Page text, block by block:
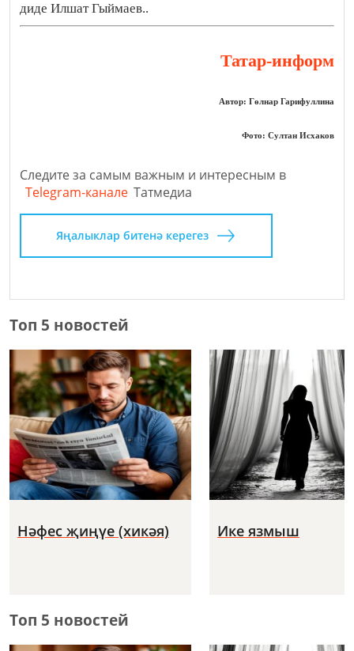
диде Илшат Гыймаев..
Татар-информ
Автор: Гөлнар Гарифуллина
Фото: Султан Исхаков
Следите за самым важным и интересным в
Telegram-канале Татмедиа
Яңалыклар битенә керегез
Топ 5 новостей
Нәфес җиңүе (хикәя) Ике язмыш
Топ 5 новостей